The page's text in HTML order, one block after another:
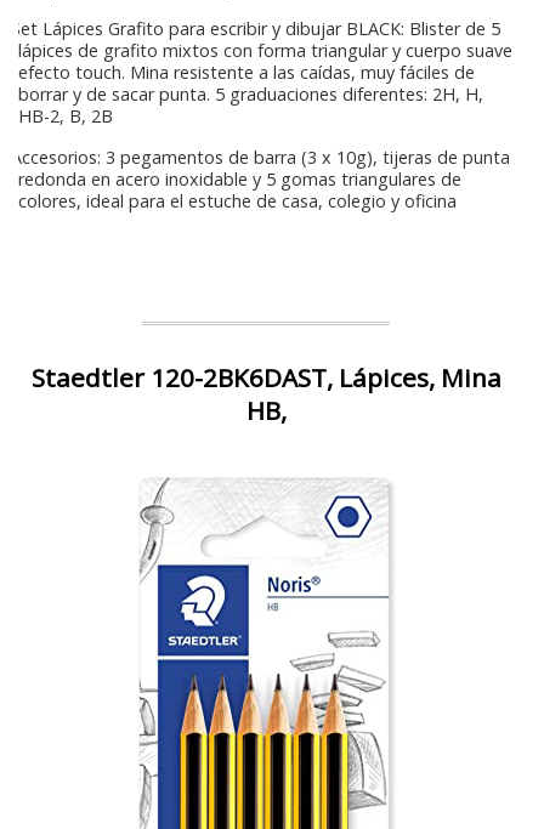
Set Lápices Grafito para escribir y dibujar BLACK: Blister de 5
lápices de grafito mixtos con forma triangular y cuerpo suave
efecto touch. Mina resistente a las caídas, muy fáciles de
borrar y de sacar punta. 5 graduaciones diferentes: 2H, H,
HB-2, B, 2B
Accesorios: 3 pegamentos de barra (3 x 10g), tijeras de punta
redonda en acero inoxidable y 5 gomas triangulares de
colores, ideal para el estuche de casa, colegio y oficina
Staedtler 120-2BK6DAST, Lápices, Mina
HB,